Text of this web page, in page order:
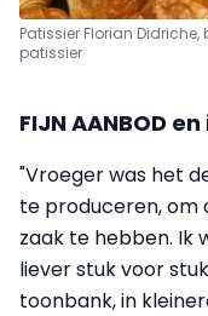
Patissier Florian
patissier
FIJN AANBOD
"Vroeger was het
te produceren, om
zaak te hebben. Ik
liever stuk voor
toonbank, in